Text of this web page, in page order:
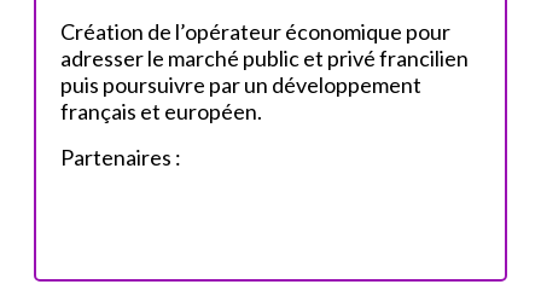
Création de l’opérateur économique pour
adresser le marché public et privé francilien
puis poursuivre par un développement
français et européen.
Partenaires :